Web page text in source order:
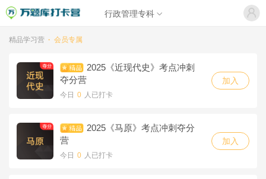
行政管理专科
精品学习营 · 会员专属
2025《近现代史》考点冲刺
夺分营
今日 0 人已打卡
加入
2025《马原》考点冲刺夺分
营
今日 0 人已打卡
加入